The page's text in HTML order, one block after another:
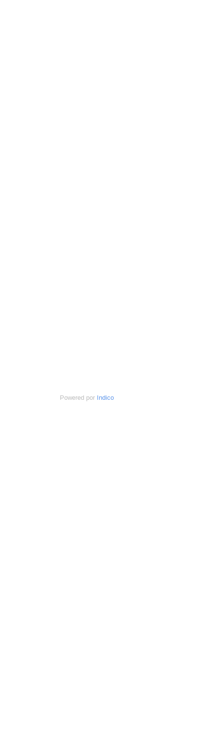
Powered por Indico